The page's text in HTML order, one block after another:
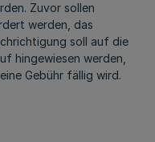
Zuvor sollen
werden, das
soll auf die
hingewiesen werden,
Gebühr fällig wird.